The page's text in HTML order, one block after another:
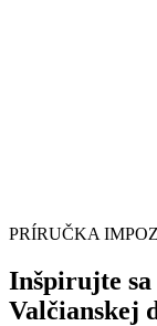
PRÍRUČKA
Inšpirujte
Valčianskej